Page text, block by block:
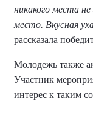
никакого места
место. Вкусная
рассказала
Молодежь также
Участник
интерес к таким